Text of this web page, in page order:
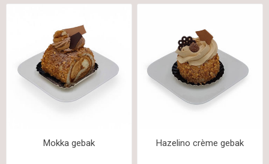
Mokka gebak Hazelino crème gebak